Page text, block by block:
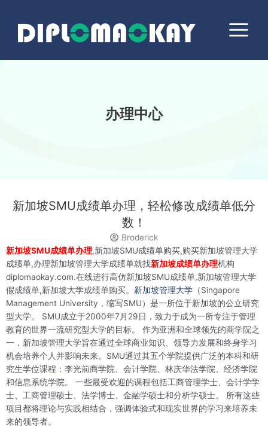
Menu
办理中心
新加坡SMU成绩单办理，轻松修改成绩单低分
数！
Broderick
新加坡SMU成绩单办理,新加坡SMU成绩单购买,购买新加坡管理大学
成绩单,办理新加坡管理大学成绩单就找新加坡成绩单办理机构
diplomaokay.com.在线进行高仿新加坡SMU成绩单,新加坡管理大学
假成绩单,新加坡大学成绩单购买。 新加坡管理大学 （Singapore
Management University，缩写SMU）是一所位于新加坡的公立研究
型大学。 SMU成立于2000年7月29日，致力于成为一所专注于管理
教育的世界一流研究型大学的目标。 作为亚洲和全球领先的商学院之
一，新加坡管理大学旨在通过全球商业知识、领导力发展和终身学习
机会培养个人并影响未来。SMU通过其五个学院提供广泛的本科和研
究生学位课程：李光前商学院、会计学院、林庆华法学院、经济学院
和信息系统学院。 一些最受欢迎的课程包括工商管理学士、会计学学
士、工商管理硕士、法学博士、金融学硕士和分析学硕士。 所有这些
项目都将理论与实践相结合，强调体验式和现实世界的学习来培养未
来的领导者。